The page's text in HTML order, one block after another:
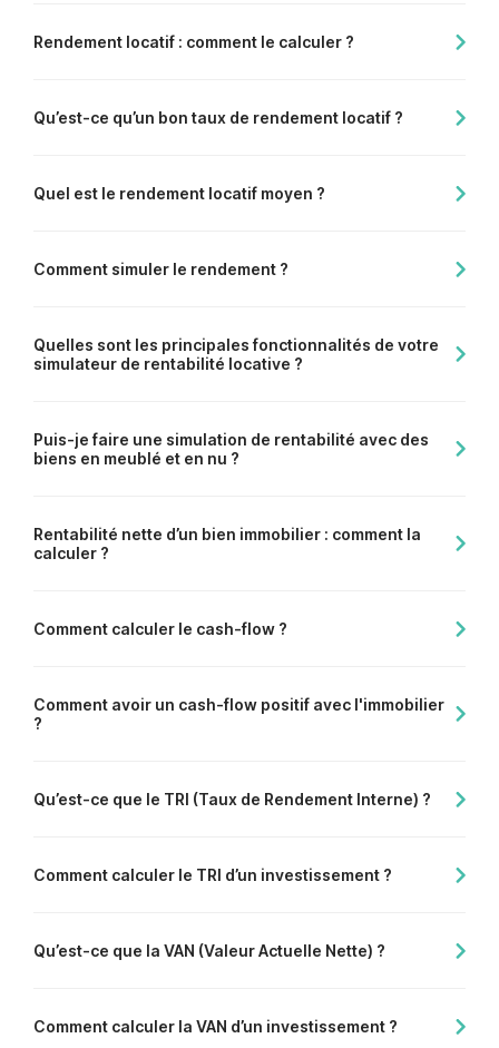
Rendement locatif : comment le calculer ?
Qu’est-ce qu’un bon taux de rendement locatif ?
Quel est le rendement locatif moyen ?
Comment simuler le rendement ?
Quelles sont les principales fonctionnalités de votre
simulateur de rentabilité locative ?
Puis-je faire une simulation de rentabilité avec des
biens en meublé et en nu ?
Rentabilité nette d’un bien immobilier : comment la
calculer ?
Comment calculer le cash-flow ?
Comment avoir un cash-flow positif avec l'immobilier
?
Qu’est-ce que le TRI (Taux de Rendement Interne) ?
Comment calculer le TRI d’un investissement ?
Qu’est-ce que la VAN (Valeur Actuelle Nette) ?
Comment calculer la VAN d’un investissement ?